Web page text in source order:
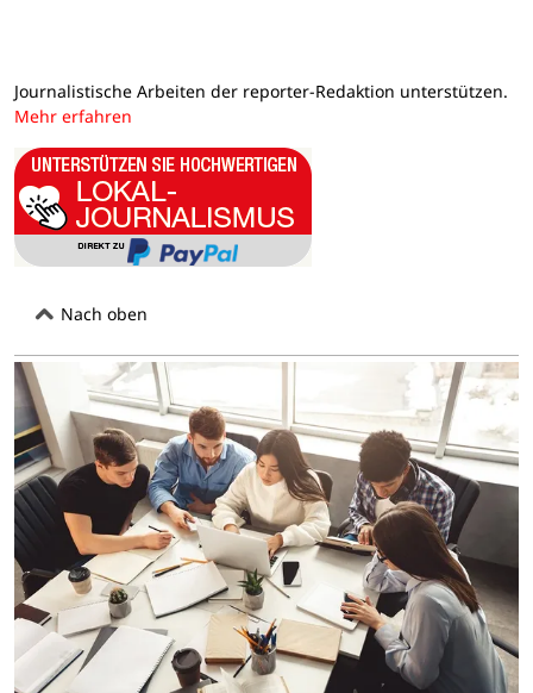
Journalistische Arbeiten der reporter-Redaktion unterstützen.
Mehr erfahren
Nach oben